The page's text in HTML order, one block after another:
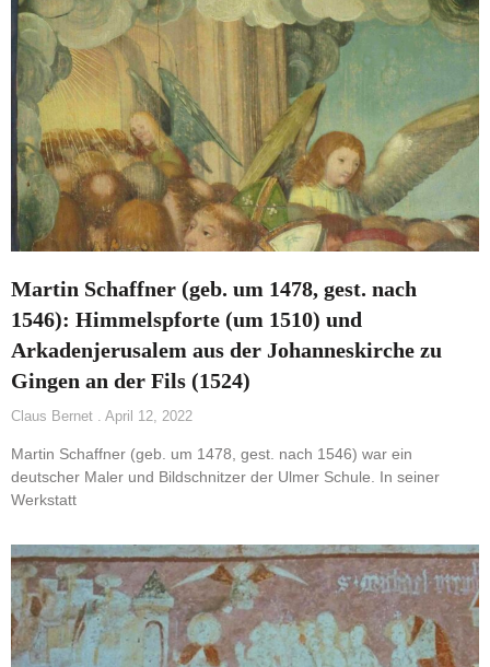
Martin Schaffner (geb. um 1478, gest. nach
1546): Himmelspforte (um 1510) und
Arkadenjerusalem aus der Johanneskirche zu
Gingen an der Fils (1524)
Claus Bernet April 12, 2022
Martin Schaffner (geb. um 1478, gest. nach 1546) war ein
deutscher Maler und Bildschnitzer der Ulmer Schule. In seiner
Werkstatt